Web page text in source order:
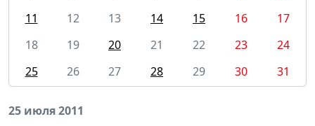
11
12 13 14 15 16
17
18
19 20 21 22 23
24
25
26 27 28 29 30 31
25 июля 2011